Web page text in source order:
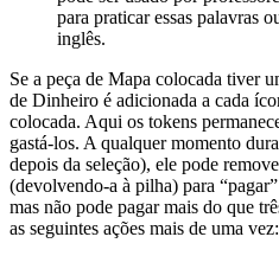
para praticar essas palavras
inglês.
Se a peça de Mapa colocada tiver
de Dinheiro é adicionada a cada
colocada. Aqui os tokens
gastá-los. A qualquer momento
depois da seleção), ele pode
(devolvendo-a à pilha) para
mas não pode pagar mais do que
as seguintes ações mais de uma vez: